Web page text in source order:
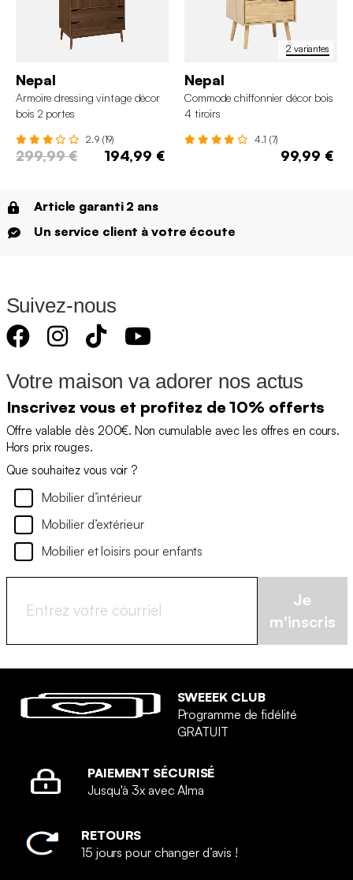
Nepal
Armoire dressing vintage décor
bois 2 portes
2.9 (19)
299,99 € 194,99 €
2 variantes
Nepal
Commode chiffonnier décor bois
4 tiroirs
4.1 (7)
99,99 €
Article garanti 2 ans
Un service client à votre écoute
Suivez-nous
Votre maison va adorer nos actus
Inscrivez vous et profitez de 10% offerts
Offre valable dès 200€. Non cumulable avec les offres en cours.
Hors prix rouges.
Que souhaitez vous voir ?
Mobilier d’intérieur
Mobilier d’extérieur
Mobilier et loisirs pour enfants
Je
m'inscris
SWEEEK CLUB
Programme de fidélité
GRATUIT
PAIEMENT SÉCURISÉ
Jusqu'à 3x avec Alma
RETOURS
15 jours pour changer d’avis !